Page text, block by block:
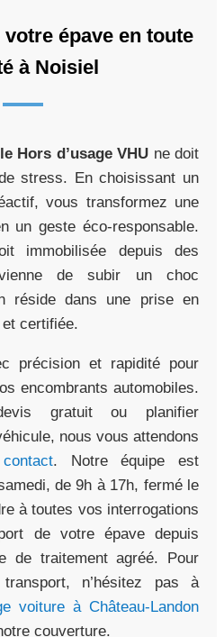
épave en toute
à Noisiel
Hors d’usage VHU ne doit
stress. En choisissant un
vous transformez une
un geste éco-responsable.
immobilisée depuis des
de subir un choc
réside dans une prise en
certifiée.
précision et rapidité pour
encombrants automobiles.
gratuit ou planifier
nous vous attendons
. Notre équipe est
de 9h à 17h, fermé le
à toutes vos interrogations
de votre épave depuis
de traitement agréé. Pour
n’hésitez pas à
voiture à Château-Landon
couverture.